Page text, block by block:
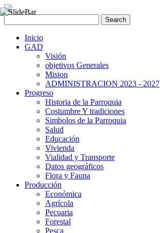
Inicio
GAD
Visión
objetivos Generales
Mision
ADMINISTRACION 2023 - 2027
Progreso
Historia de la Parroquia
Costumbre Y tradiciones
Simbolos de la Parroquia
Salud
Educación
Vivienda
Vialidad y Transporte
Datos geográficos
Flora y Fauna
Producción
Económica
Agrícola
Pecuaria
Forestal
Pesca